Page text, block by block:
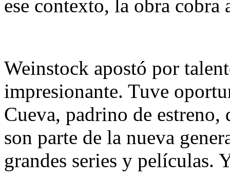
ese contexto, la obra cobra
Weinstock apostó por
impresionante. Tuve
Cueva, padrino de estreno,
son parte de la nueva
grandes series y películas.